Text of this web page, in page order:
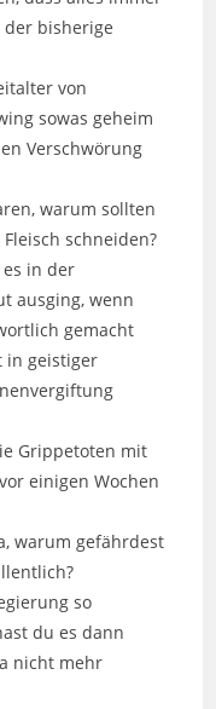
der bisherige
von
sowas geheim
Verschwörung
warum sollten
schneiden?
in der
ausging, wenn
gemacht
in geistiger
Grippetoten mit
einigen Wochen
warum gefährdest
so
du es dann
nicht mehr